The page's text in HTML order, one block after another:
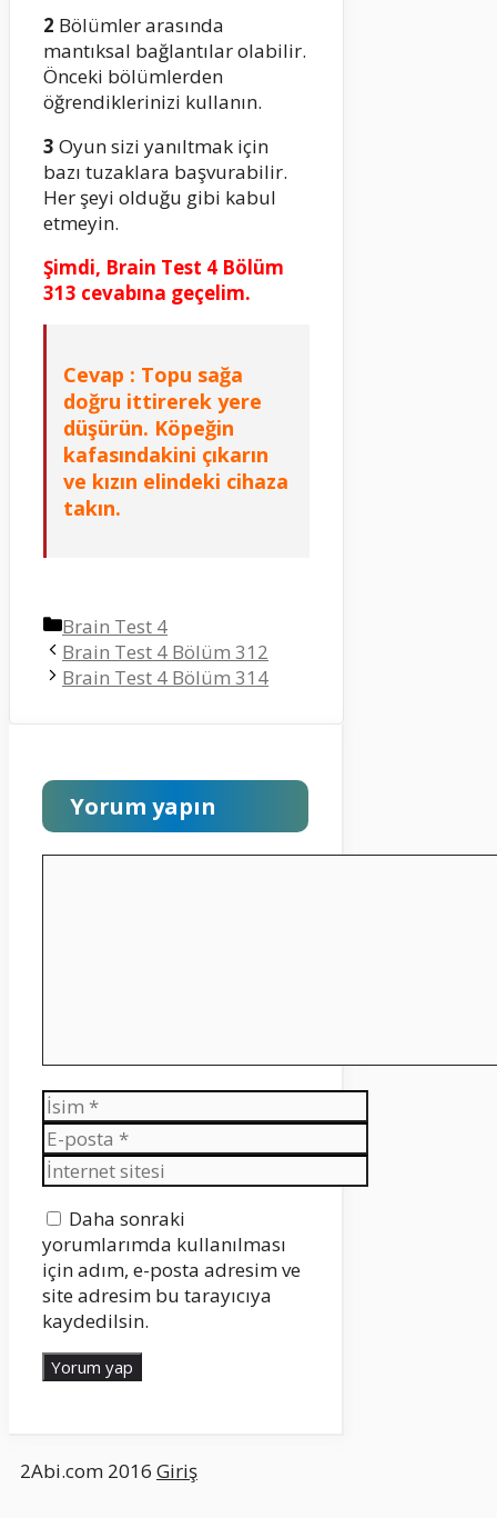
2 Bölümler arasında
mantıksal bağlantılar olabilir.
Önceki bölümlerden
öğrendiklerinizi kullanın.
3 Oyun sizi yanıltmak için
bazı tuzaklara başvurabilir.
Her şeyi olduğu gibi kabul
etmeyin.
Şimdi, Brain Test 4 Bölüm
313 cevabına geçelim.
Cevap : Topu sağa
doğru ittirerek yere
düşürün. Köpeğin
kafasındakini çıkarın
ve kızın elindeki cihaza
takın.
Kategoriler
Brain Test 4
Brain Test 4 Bölüm 312
Brain Test 4 Bölüm 314
Yorum yapın
İsim
E-
posta
İnternet
sitesi
Daha sonraki
yorumlarımda kullanılması
için adım, e-posta adresim ve
site adresim bu tarayıcıya
kaydedilsin.
2Abi.com 2016 Giriş